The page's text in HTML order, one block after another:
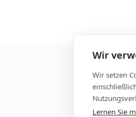
Wir
Wir setzen
Lernen Sie